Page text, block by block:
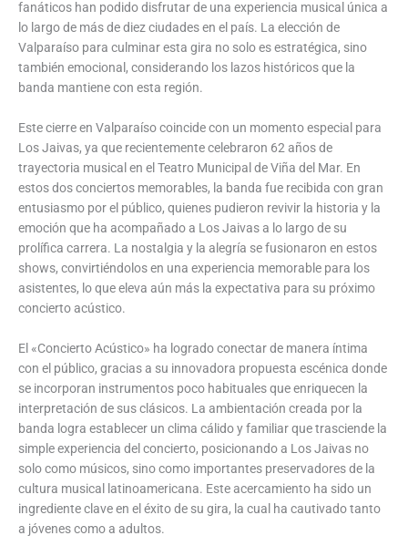
fanáticos han podido disfrutar de una experiencia musical única a
lo largo de más de diez ciudades en el país. La elección de
Valparaíso para culminar esta gira no solo es estratégica, sino
también emocional, considerando los lazos históricos que la
banda mantiene con esta región.
Este cierre en Valparaíso coincide con un momento especial para
Los Jaivas, ya que recientemente celebraron 62 años de
trayectoria musical en el Teatro Municipal de Viña del Mar. En
estos dos conciertos memorables, la banda fue recibida con gran
entusiasmo por el público, quienes pudieron revivir la historia y la
emoción que ha acompañado a Los Jaivas a lo largo de su
prolífica carrera. La nostalgia y la alegría se fusionaron en estos
shows, convirtiéndolos en una experiencia memorable para los
asistentes, lo que eleva aún más la expectativa para su próximo
concierto acústico.
El «Concierto Acústico» ha logrado conectar de manera íntima
con el público, gracias a su innovadora propuesta escénica donde
se incorporan instrumentos poco habituales que enriquecen la
interpretación de sus clásicos. La ambientación creada por la
banda logra establecer un clima cálido y familiar que trasciende la
simple experiencia del concierto, posicionando a Los Jaivas no
solo como músicos, sino como importantes preservadores de la
cultura musical latinoamericana. Este acercamiento ha sido un
ingrediente clave en el éxito de su gira, la cual ha cautivado tanto
a jóvenes como a adultos.